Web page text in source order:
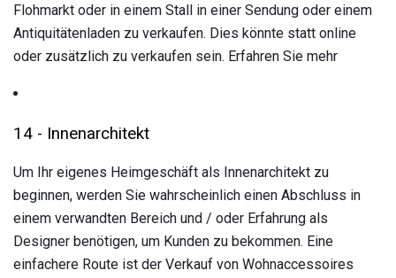
Flohmarkt oder in einem Stall in einer Sendung oder einem
Antiquitätenladen zu verkaufen. Dies könnte statt online
oder zusätzlich zu verkaufen sein. Erfahren Sie mehr
14 - Innenarchitekt
Um Ihr eigenes Heimgeschäft als Innenarchitekt zu
beginnen, werden Sie wahrscheinlich einen Abschluss in
einem verwandten Bereich und / oder Erfahrung als
Designer benötigen, um Kunden zu bekommen. Eine
einfachere Route ist der Verkauf von Wohnaccessoires